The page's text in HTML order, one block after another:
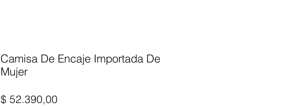
Camisa De Encaje Importada De
Mujer
$ 52.390,00